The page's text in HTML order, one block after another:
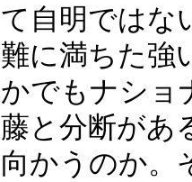
て自明ではな
難に満ちた強
かでもナショ
藤と分断があ
向かうのか。